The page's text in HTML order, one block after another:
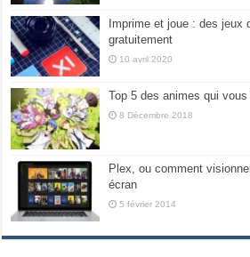
Imprime et joue : des jeux
gratuitement
10 avril 2020
Top 5 des animes qui
8 Décembre 2018
Plex, ou comment
écran
5 février 2014